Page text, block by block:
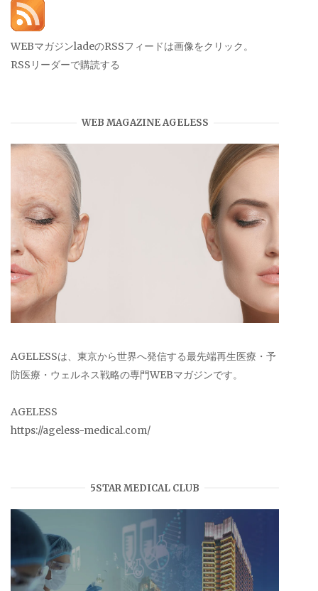
WEBマガジンladeのRSSフィードは画像をクリック。
RSSリーダーで購読する
WEB MAGAZINE AGELESS
AGELESSは、東京から世界へ発信する最先端再生医療・予
防医療・ウェルネス戦略の専門WEBマガジンです。
AGELESS
https://ageless-medical.com/
5STAR MEDICAL CLUB